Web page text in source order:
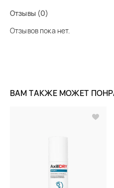
Отзывы (0)
Отзывов пока нет.
ВАМ ТАКЖЕ МОЖЕТ